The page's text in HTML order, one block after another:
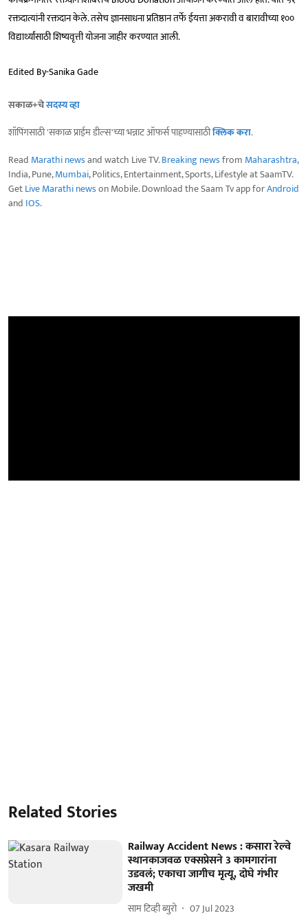
रक्तदात्यांनी रक्तदान केले. तसेच ज्ञानसाधना प्रतिष्ठान तर्फे ईयत्ता अकरावी व बारावीच्या १००
विद्यार्थ्यांसाठी शिष्यवृत्ती योजना जाहीर करण्यात आली.
Edited By-Sanika Gade
सकाळ+चेसदस्य व्हा
शॉपिंगसाठी 'सकाळ प्राईम डील्स'च्या भन्नाट ऑफर्स पाहण्यासाठीक्लिक करा.
Read Marathi newsand watch Live TV.Breaking newsfrom Maharashtra,
India, Pune,Mumbai, Politics, Entertainment, Sports, Lifestyle at SaamTV.
GetLive Marathi newson Mobile. Download the Saam Tv app forAndroid
and IOS.
Related Stories
Railway Accident News : कसारा रेल्वे
स्थानकाजवळ एक्सप्रेसने 3 कामगारांना
उडवलं; एकाचा जागीच मृत्यू, दोघे गंभीर
जखमी
साम टिव्ही ब्युरो 07 Jul 2023